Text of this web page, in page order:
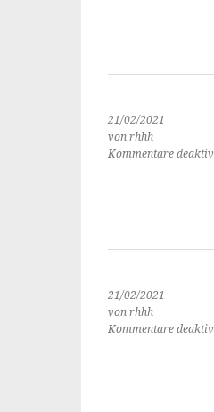
21/02/2021
von rhhh
Kommentare
21/02/2021
von rhhh
Kommentare